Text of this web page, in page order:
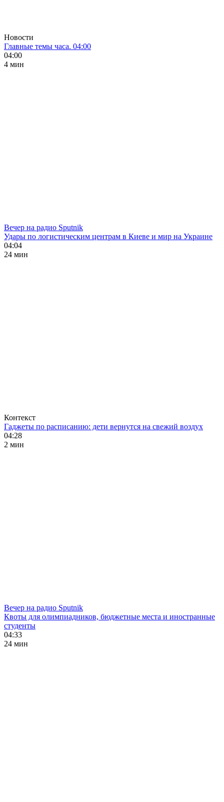
Новости
Главные темы часа. 04:00
04:00
4 мин
Вечер на радио Sputnik
Удары по логистическим центрам в Киеве и мир на Украине
04:04
24 мин
Контекст
Гаджеты по расписанию: дети вернутся на свежий воздух
04:28
2 мин
Вечер на радио Sputnik
Квоты для олимпиадников, бюджетные места и иностранные
студенты
04:33
24 мин